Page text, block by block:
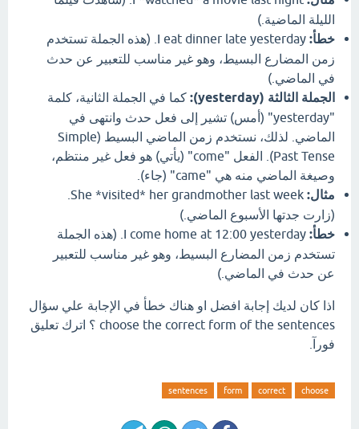
الليلة الماضية.)
خطأ:
I eat dinner late yesterday. (هذه الجملة تستخدم
زمن المضارع البسيط، وهو غير مناسب للتعبير عن حدث
في الماضي.)
الجملة الثالثة (yesterday):
كما في الجملة الثانية، كلمة
"yesterday" (أمس) تشير إلى فعل حدث وانتهى في
الماضي. لذلك، نستخدم زمن الماضي البسيط (Simple
Past Tense). الفعل "come" (يأتي) هو فعل غير منتظم،
وصيغة الماضي منه هي "came" (جاء).
مثال:
(زارت جدتها الأسبوع الماضي.)
خطأ:
I come home at 12:00 yesterday. (هذه الجملة
تستخدم زمن المضارع البسيط، وهو غير مناسب للتعبير
عن حدث في الماضي.)
اذا كان لديك إجابة افضل او هناك خطأ في الإجابة علي سؤال
choose the correct form of the sentences ؟ اترك تعليق
فورآ.
choose
correct
form
sentences